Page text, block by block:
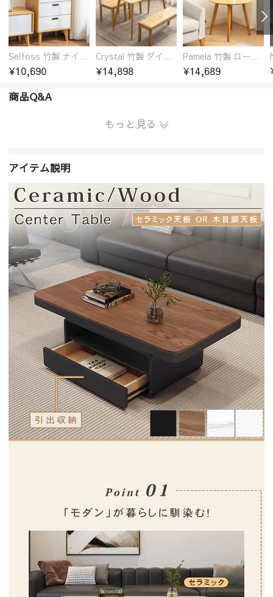
Selfoss 竹製 ナイトテーブル
¥10,690
Crystal 竹製 ダイニングテーブル
¥14,898
Pamela 竹製 ローテーブル 円卓 18サイズ
¥14,689
商品Q&A
もっと見る
アイテム説明